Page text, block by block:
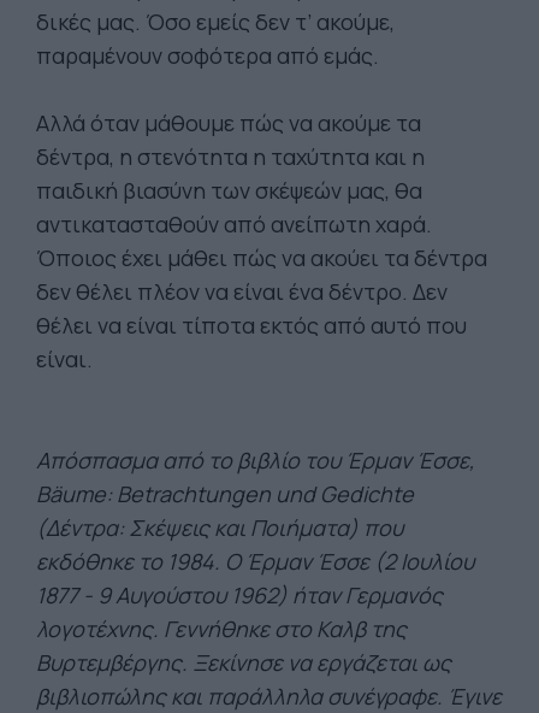
δικές μας. Όσο εμείς δεν τ’ ακούμε,
παραμένουν σοφότερα από εμάς.
Αλλά όταν μάθουμε πώς να ακούμε τα
δέντρα, η στενότητα η ταχύτητα και η
παιδική βιασύνη των σκέψεών μας, θα
αντικατασταθούν από ανείπωτη χαρά.
Όποιος έχει μάθει πώς να ακούει τα δέντρα
δεν θέλει πλέον να είναι ένα δέντρο. Δεν
θέλει να είναι τίποτα εκτός από αυτό που
είναι.
Απόσπασμα από το βιβλίο του Έρμαν Έσσε,
Bäume: Betrachtungen und Gedichte
(Δέντρα: Σκέψεις και Ποιήματα) που
εκδόθηκε το 1984. Ο Έρμαν Έσσε (2 Ιουλίου
1877 - 9 Αυγούστου 1962) ήταν Γερμανός
λογοτέχνης. Γεννήθηκε στο Καλβ της
Βυρτεμβέργης. Ξεκίνησε να εργάζεται ως
βιβλιοπώλης και παράλληλα συνέγραφε. Έγινε